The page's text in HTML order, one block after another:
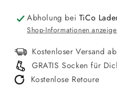
Abholung bei TiCo
Shop-Informationen
Kostenloser Versand
GRATIS Socken für
Kostenlose Retoure